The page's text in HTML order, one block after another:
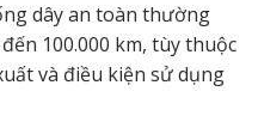
dây an toàn thường
100.000 km, tùy thuộc
và điều kiện sử dụng